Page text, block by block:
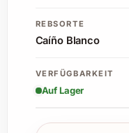
REBSORTE
Caíño Blanco
VERFÜGBARKEIT
Auf Lager